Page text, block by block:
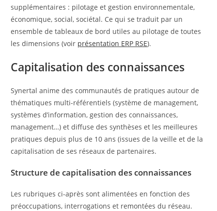
supplémentaires : pilotage et gestion environnementale,
économique, social, sociétal. Ce qui se traduit par un
ensemble de tableaux de bord utiles au pilotage de toutes
les dimensions (voir présentation ERP RSE).
Capitalisation des connaissances
Synertal anime des communautés de pratiques autour de
thématiques multi-référentiels (système de management,
systèmes d’information, gestion des connaissances,
management…) et diffuse des synthèses et les meilleures
pratiques depuis plus de 10 ans (issues de la veille et de la
capitalisation de ses réseaux de partenaires.
Structure de capitalisation des connaissances
Les rubriques ci-après sont alimentées en fonction des
préoccupations, interrogations et remontées du réseau.